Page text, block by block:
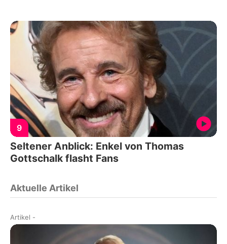
9
Seltener Anblick: Enkel von Thomas
Gottschalk flasht Fans
Aktuelle Artikel
Artikel -